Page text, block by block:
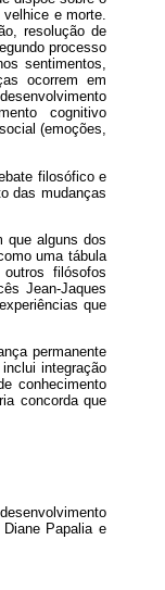
e morte.
resolução de
processo
sentimentos,
ocorrem em
cognitivo
(emoções,
filosófico e
das mudanças
que alguns dos
uma tábula
filósofos
Jean-Jaques
que
permanente
integração
conhecimento
concorda que
Papalia e